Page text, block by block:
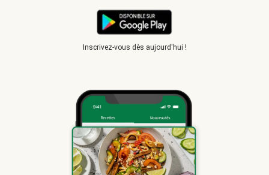
Inscrivez-vous dès aujourd'hui !